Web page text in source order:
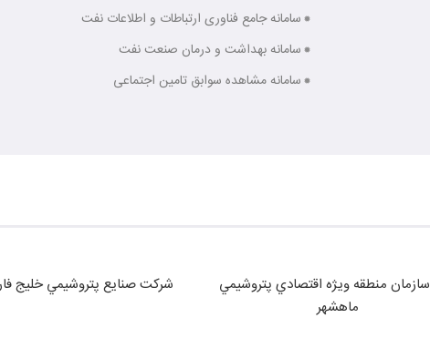
سامانه جامع فناوری ارتباطات و اطلاعات نفت
سامانه بهداشت و درمان صنعت نفت
سامانه مشاهده سوابق تامین اجتماعی
سازمان منطقه ويژه اقتصادي پتروشيمي
ماهشهر
شركت صنايع پتروشيمي خليج